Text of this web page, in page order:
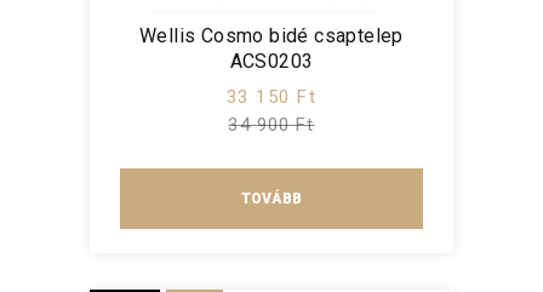
Wellis Cosmo bidé csaptelep
ACS0203
33 150 Ft
34 900 Ft
TOVÁBB